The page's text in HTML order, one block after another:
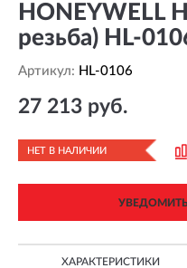
HONEYWELL
резьба) HL-
Артикул: HL-0106
27 213 руб.
НЕТ В НАЛИЧИИ
ХАРАКТЕРИСТИКИ